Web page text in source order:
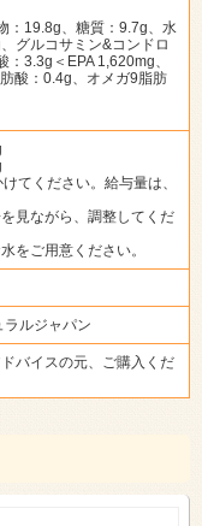
：19.8g、糖質：9.7g、水
グルコサミン&コンドロ
3.3g＜EPA 1,620mg、
酸：0.4g、オメガ9脂肪
てください。給与量は、
見ながら、調整してくだ
をご用意ください。
ラルジャパン
バイスの元、ご購入くだ